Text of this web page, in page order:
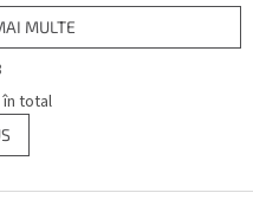
MULTE
total